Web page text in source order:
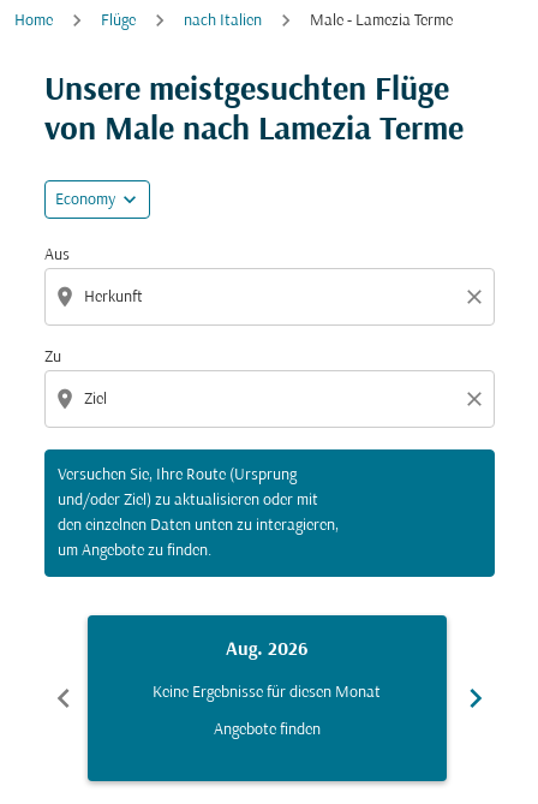
Home Flüge nach Italien Male - Lamezia Terme
Unsere meistgesuchten Flüge
von Male nach Lamezia Terme
Economy expand_more
Aus
location_on close
Zu
location_on close
Versuchen Sie, Ihre Route (Ursprung
und/oder Ziel) zu aktualisieren oder mit
den einzelnen Daten unten zu interagieren,
um Angebote zu finden.
Versuchen Sie, Ihre Route (Ursprung und/oder Ziel)
chevron_left
Aug. 2026
Keine Ergebnisse für diesen Monat
Angebote finden
chevron_right